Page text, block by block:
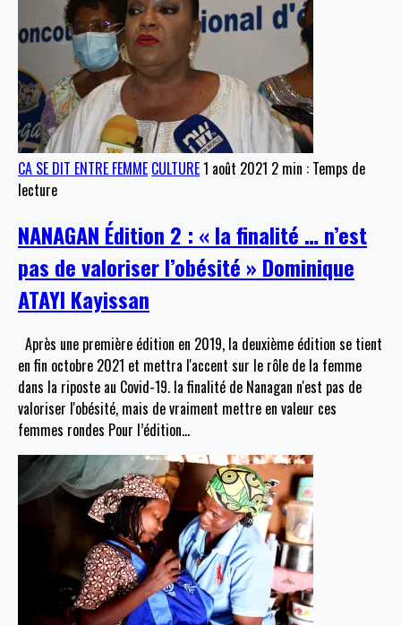
CA SE DIT ENTRE FEMME CULTURE1 août 2021 2 min : Temps de
lecture
NANAGAN Édition 2 : « la finalité … n’est
pas de valoriser l’obésité » Dominique
ATAYI Kayissan
Après une première édition en 2019, la deuxième édition se tient
en fin octobre 2021 et mettra l'accent sur le rôle de la femme
dans la riposte au Covid-19. la finalité de Nanagan n'est pas de
valoriser l'obésité, mais de vraiment mettre en valeur ces
femmes rondes Pour l’édition…